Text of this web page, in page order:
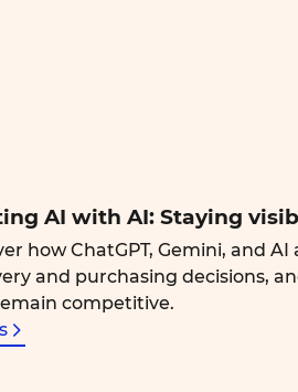
AI with AI: Staying
how ChatGPT, Gemini, and
and purchasing decisions,
competitive.